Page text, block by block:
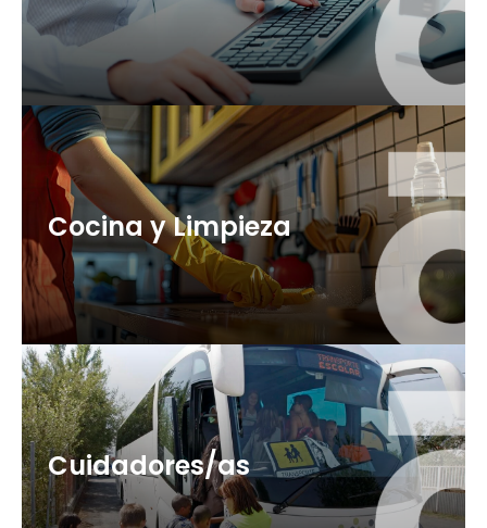
60 plazas (OEP 2025 + 2026)
+ info
75 plazas (OEP 2022 + OEP 2023 + OEP 2024)
+ info
Cocina y Limpieza
421 plazas (OEP 2024 + OEP 2025 + OEP 2026)
Cuidadores/as